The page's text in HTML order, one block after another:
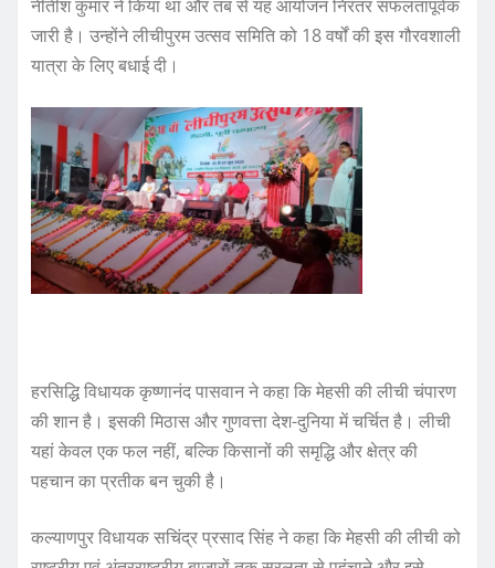
नीतीश कुमार ने किया था और तब से यह आयोजन निरंतर सफलतापूर्वक
जारी है। उन्होंने लीचीपुरम उत्सव समिति को 18 वर्षों की इस गौरवशाली
यात्रा के लिए बधाई दी।
हरसिद्धि विधायक कृष्णानंद पासवान ने कहा कि मेहसी की लीची चंपारण
की शान है। इसकी मिठास और गुणवत्ता देश-दुनिया में चर्चित है। लीची
यहां केवल एक फल नहीं, बल्कि किसानों की समृद्धि और क्षेत्र की
पहचान का प्रतीक बन चुकी है।
कल्याणपुर विधायक सचिंद्र प्रसाद सिंह ने कहा कि मेहसी की लीची को